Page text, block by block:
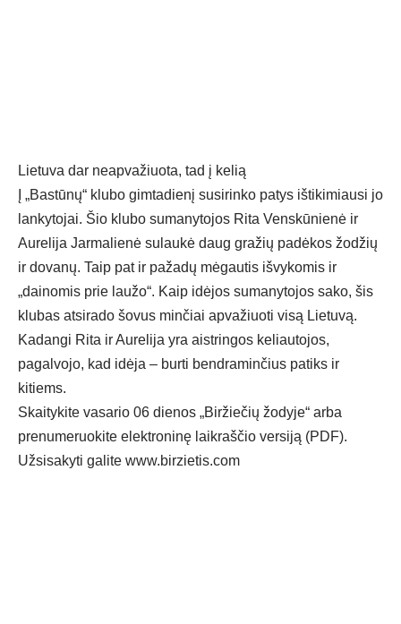
Lietuva dar neapvažiuota, tad į kelią
Į „Bastūnų“ klubo gimtadienį susirinko patys ištikimiausi jo
lankytojai. Šio klubo sumanytojos Rita Venskūnienė ir
Aurelija Jarmalienė sulaukė daug gražių padėkos žodžių
ir dovanų. Taip pat ir pažadų mėgautis išvykomis ir
„dainomis prie laužo“. Kaip idėjos sumanytojos sako, šis
klubas atsirado šovus minčiai apvažiuoti visą Lietuvą.
Kadangi Rita ir Aurelija yra aistringos keliautojos,
pagalvojo, kad idėja – burti bendraminčius patiks ir
kitiems.
Skaitykite vasario 06 dienos „Biržiečių žodyje“ arba
prenumeruokite elektroninę laikraščio versiją (PDF).
Užsisakyti galite www.birzietis.com